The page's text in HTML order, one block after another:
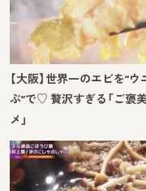
【大阪】世界一のエビを“ウ
ぶ”で♡ 贅沢すぎる「ご褒
メ」